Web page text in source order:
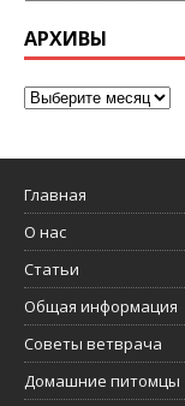
АРХИВЫ
Главная
О нас
Статьи
Общая информация
Советы ветврача
Домашние питомцы